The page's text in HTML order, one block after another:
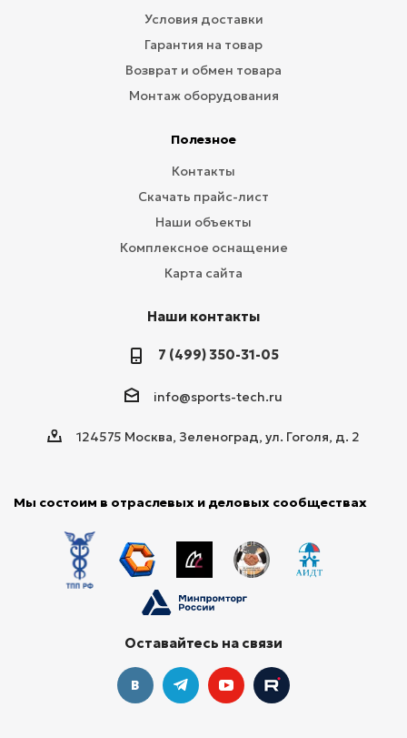
Условия доставки
Гарантия на товар
Возврат и обмен товара
Монтаж оборудования
Полезное
Контакты
Скачать прайс-лист
Наши объекты
Комплексное оснащение
Карта сайта
Наши контакты
7 (499) 350-31-05
info@sports-tech.ru
124575 Москва, Зеленоград, ул. Гоголя, д. 2
Мы состоим в отраслевых и деловых сообществах
Оставайтесь на связи